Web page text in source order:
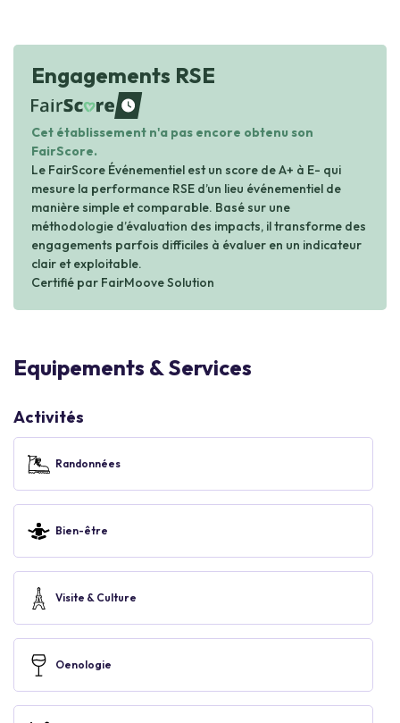
Engagements RSE
waiting
Cet établissement n'a pas encore obtenu son
FairScore.
Le FairScore Événementiel est un score de A+ à E- qui
mesure la performance RSE d’un lieu événementiel de
manière simple et comparable. Basé sur une
méthodologie d’évaluation des impacts, il transforme des
engagements parfois difficiles à évaluer en un indicateur
clair et exploitable.
Certifié par FairMoove Solution
Equipements & Services
Activités
Randonnées
Bien-être
Visite & Culture
Oenologie